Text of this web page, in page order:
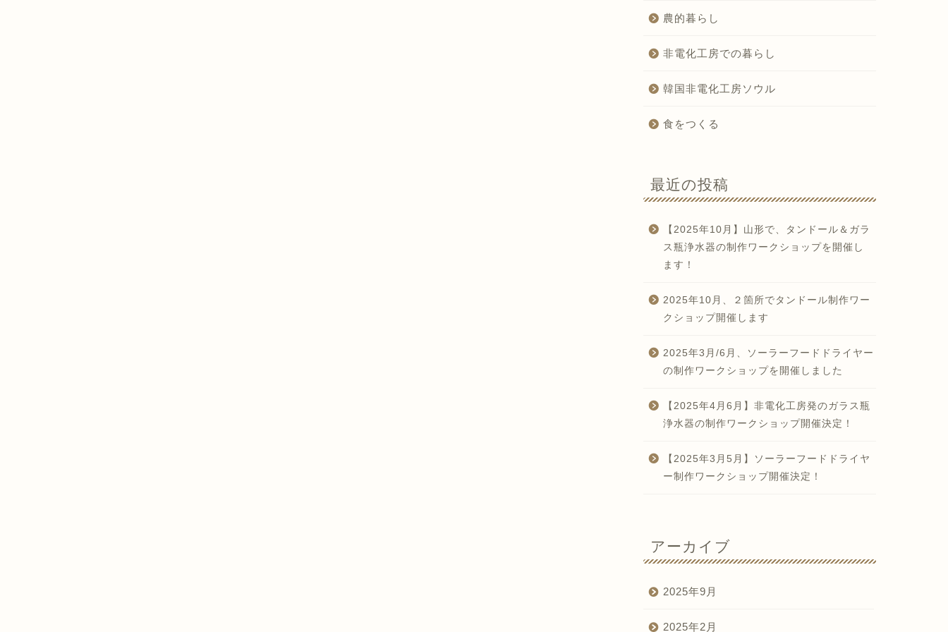
農的暮らし
非電化工房での暮らし
韓国非電化工房ソウル
食をつくる
最近の投稿
【2025年10月】山形で、タンドール＆ガラ
ス瓶浄水器の制作ワークショップを開催し
ます！
2025年10月、２箇所でタンドール制作ワー
クショップ開催します
2025年3月/6月、ソーラーフードドライヤー
の制作ワークショップを開催しました
【2025年4月6月】非電化工房発のガラス瓶
浄水器の制作ワークショップ開催決定！
【2025年3月5月】ソーラーフードドライヤ
ー制作ワークショップ開催決定！
アーカイブ
2025年9月
2025年2月